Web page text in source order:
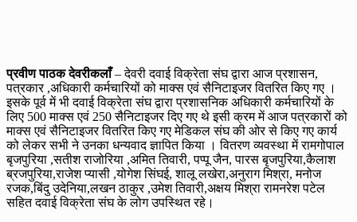
प्रवीण पाठक देवरीकलाँ– देवरी दवाई विक्रेता संघ द्वारा आज प्रशासन,
पत्रकार ,अधिकारी कर्मचारियों को माक्स एवं सैनिटाइजर वितरित किए गए ।
इसके पूर्व में भी दवाई विक्रेता संघ द्वारा प्रशासनिक अधिकारी कर्मचारियों के
लिए 500 माक्स एवं 250 सैनिटाइजर दिए गए थे इसी क्रम में आज पत्रकारों को
माक्स एवं सैनिटाइजर वितरित किए गए मेडिकल संघ की ओर से किए गए कार्य
को लेकर सभी ने उनका धन्यवाद ज्ञापित किया । वितरण व्यवस्था में रामगोपाल
बृजपुरिया ,सतीश राजोरिया ,अमित तिवारी, पप्पू जैन, पारस बृजपुरिया,कैलाश
ब्रजपुरिया,राजेश प्यासी ,योगेश सिंघई, शालू लखेरा,अनुराग मिश्रा, मनोज
रजक,बिंदु उदेनिया,लखन ठाकुर ,उमेश तिवारी,अक्षय मिश्रा रामनरेश पटेल
सहित दवाई विक्रेता संघ के लोग उपस्थित रहे।